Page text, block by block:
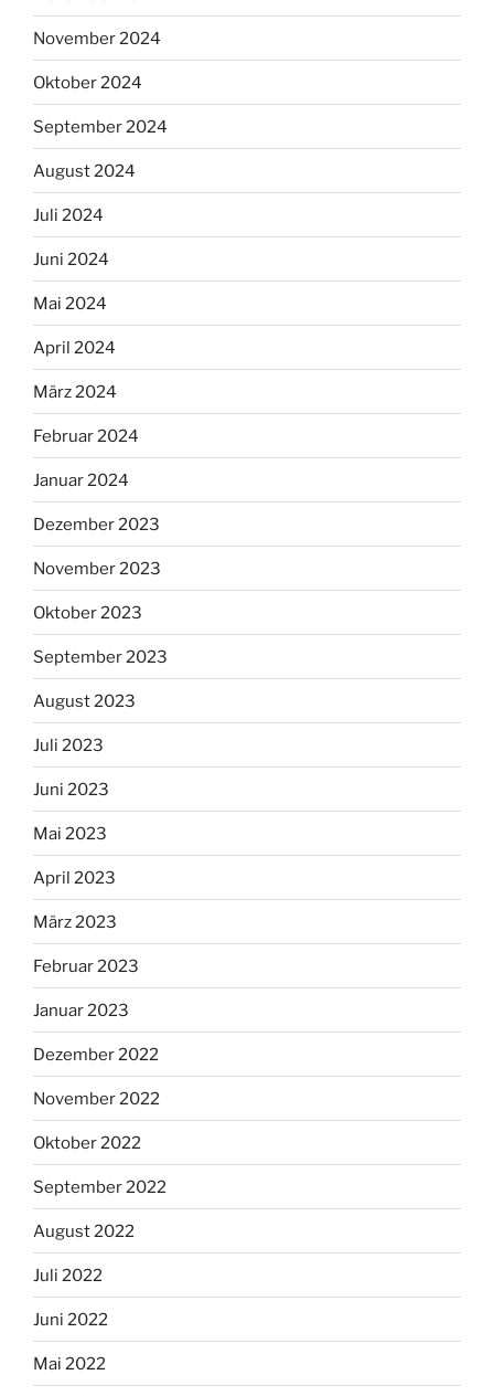
November 2024
Oktober 2024
September 2024
August 2024
Juli 2024
Juni 2024
Mai 2024
April 2024
März 2024
Februar 2024
Januar 2024
Dezember 2023
November 2023
Oktober 2023
September 2023
August 2023
Juli 2023
Juni 2023
Mai 2023
April 2023
März 2023
Februar 2023
Januar 2023
Dezember 2022
November 2022
Oktober 2022
September 2022
August 2022
Juli 2022
Juni 2022
Mai 2022